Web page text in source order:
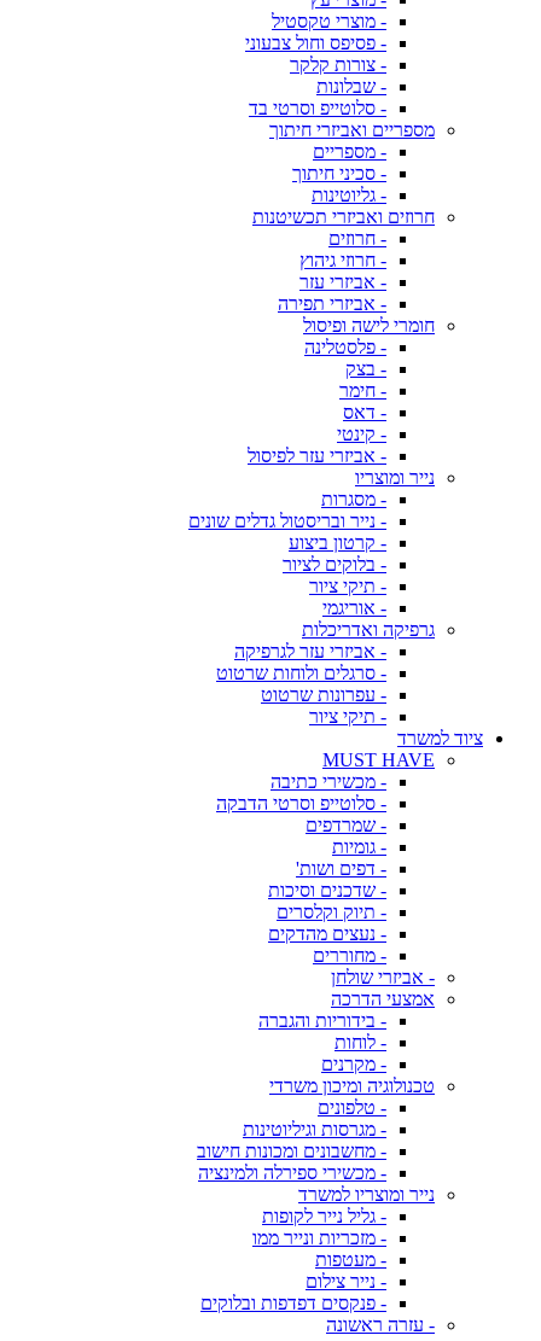
- מוצרי טקסטיל
- פסיפס וחול צבעוני
- צורות קלקר
- שבלונות
- סלוטייפ וסרטי בד
מספריים ואביזרי חיתוך
- מספריים
- סכיני חיתוך
- גליוטינות
חרוזים ואביזרי תכשיטנות
- חרוזים
- חרוזי גיהוץ
- אביזרי עזר
- אביזרי תפירה
חומרי לישה ופיסול
- פלסטלינה
- בצק
- חימר
- דאס
- קינטי
- אביזרי עזר לפיסול
נייר ומוצריו
- מסגרות
- נייר ובריסטול גדלים שונים
- קרטון ביצוע
- בלוקים לציור
- תיקי ציור
- אוריגמי
גרפיקה ואדריכלות
- אביזרי עזר לגרפיקה
- סרגלים ולוחות שרטוט
- עפרונות שרטוט
- תיקי ציור
ציוד למשרד
MUST HAVE
- מכשירי כתיבה
- סלוטייפ וסרטי הדבקה
- שמרדפים
- גומיות
- דפים ושות'
- שדכנים וסיכות
- תיוק וקלסרים
- נעצים מהדקים
- מחוררים
- אביזרי שולחן
אמצעי הדרכה
- בידוריות והגברה
- לוחות
- מקרנים
טכנולוגיה ומיכון משרדי
- טלפונים
- מגרסות וגיליוטינות
- מחשבונים ומכונות חישוב
- מכשירי ספירלה ולמינציה
נייר ומוצריו למשרד
- גליל נייר לקופות
- מזכריות ונייר ממו
- מעטפות
- נייר צילום
- פנקסים דפדפות ובלוקים
- עזרה ראשונה